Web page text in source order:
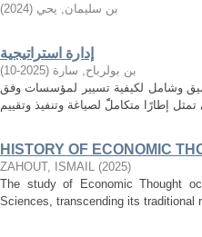
بن سليمان, يحي (
2024
)
إدارة استراتيجية
بن بولرباح, سارة (
2025-10
)
عميق وشامل لكيفية تسيير لمؤسسات وفق
HISTORY OF ECONOMIC
ZAHOUT, ISMAIL (2025)
The study of Economic Thought
Sciences, transcending its traditional